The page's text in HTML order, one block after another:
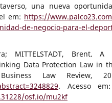
una nueva
em: https://
de-negocio-para-el-
MITTELSTADT, Brent.
Data Protection Law in
Law Review,
. Acesso
osf.io/mu2kf